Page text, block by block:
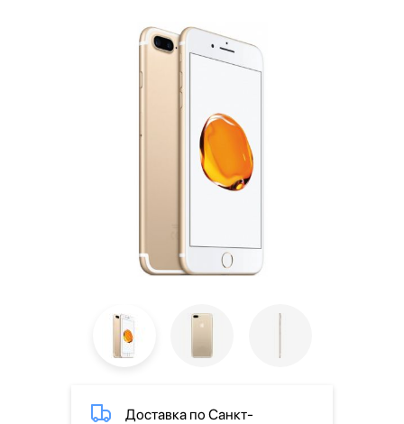
Доставка по Санкт-